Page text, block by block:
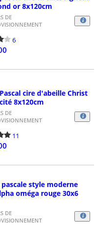
or 8x120cm
DE
6
cire d'abeille Christ
8x120cm
DE
11
pascale style moderne
oméga rouge 30x6
DE